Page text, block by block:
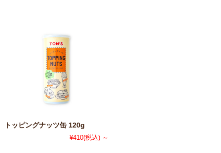
トッピングナッツ缶 120g
¥410(税込) ～